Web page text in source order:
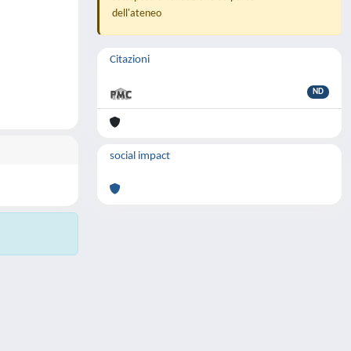
dell'ateneo
Citazioni
ND
social impact